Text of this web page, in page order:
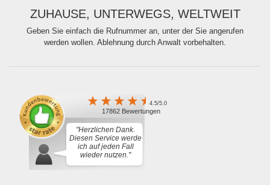
ZUHAUSE, UNTERWEGS, WELTWEIT
Geben Sie einfach die Rufnummer an, unter der Sie angerufen
werden wollen. Ablehnung durch Anwalt vorbehalten.
4.5/5.0
17862 Bewertungen
"Herzlichen Dank.
Diesen Service werde
ich auf jeden Fall
wieder nutzen."